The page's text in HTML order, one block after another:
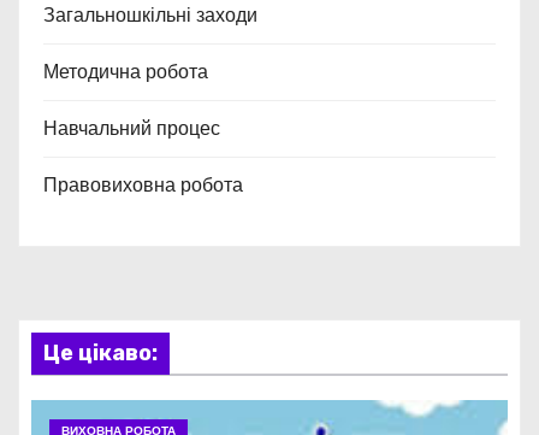
Загальношкільні заходи
Методична робота
Навчальний процес
Правовиховна робота
Це цікаво:
ВИХОВНА РОБОТА